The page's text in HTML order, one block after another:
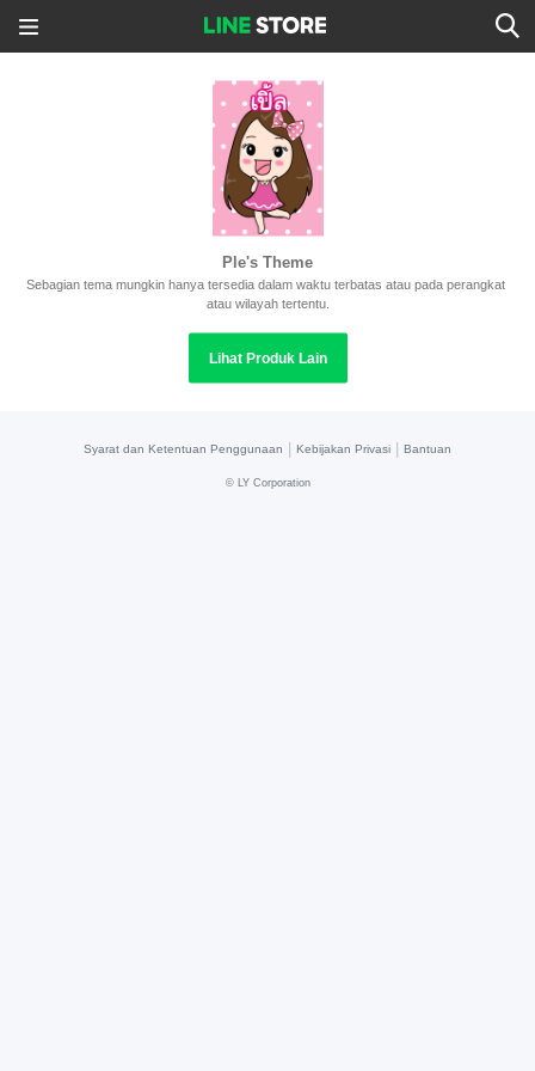
Ple's Theme
Sebagian tema mungkin hanya tersedia dalam waktu terbatas atau pada perangkat
atau wilayah tertentu.
Lihat Produk Lain
Syarat dan Ketentuan Penggunaan Kebijakan Privasi Bantuan
© LY Corporation